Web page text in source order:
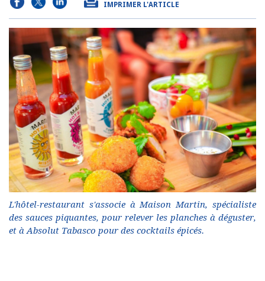
IMPRIMER L'ARTICLE
L'hôtel-restaurant s'associe à Maison Martin, spécialiste
des sauces piquantes, pour relever les planches à déguster,
et à Absolut Tabasco pour des cocktails épicés.